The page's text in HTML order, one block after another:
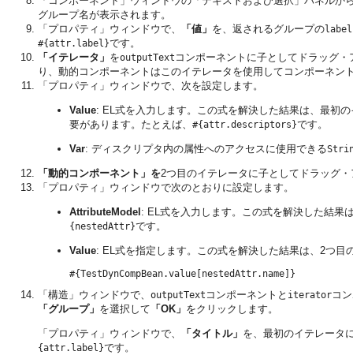
グループ名が表示されます。
「プロパティ」ウィンドウで、
「値」 を、返されるグループのlabel
#{attr.label}です。
「イテレータ」 をoutputText コンポーネントに子としてドラッグ
り、動的コンポーネントはこのイテレータを使用してコンポーネン
「プロパティ」ウィンドウで、次を設定します。
Value: EL式を入力します。この式を解決した結果は、最初
要があります。たとえば、 #{attr.descriptors}です。
Var: ディスクリプタ内の属性へのアクセスに使用できる
「動的コンポーネント」を2つ目のイテレータに子としてドラッグ
「プロパティ」ウィンドウで次のとおりに設定します。
AttributeModel : EL式を入力します。この式を解決した結果
{nestedAttr}です。
Value: EL式を指定します。この式を解決した結果は、2つ
「構造」ウィンドウで、 outputText コンポーネントと iteratorコ
「グループ」 を選択して 「OK」 をクリックします。
「プロパティ」ウィンドウで、 「タイトル」 を、最初のイテレータ
{attr.label}です。